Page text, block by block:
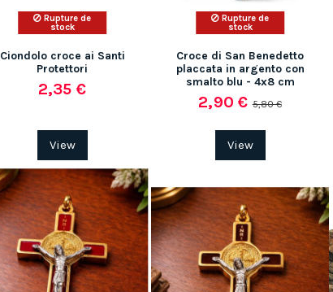
Rupture de
stock
Ciondolo croce ai Santi
Protettori
2,35 €
View
Rupture de
stock
Croce di San Benedetto
placcata in argento con
smalto blu - 4x8 cm
2,90 €5,80 €
View